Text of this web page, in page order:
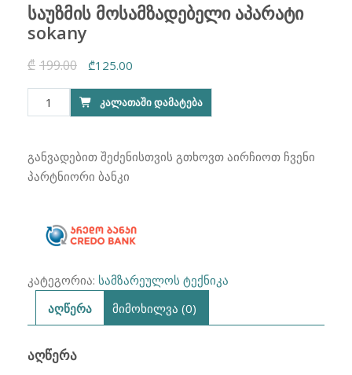
საუზმის მოსამზადებელი აპარატი
sokany
₾ 199.00
Original
price
was:
₾125.00
price
is:
რაოდენობა:
საუზმის
აპარატი
sokany
ᲙᲐᲚᲐᲗᲐᲨᲘ ᲓᲐᲛᲐᲢᲔᲑᲐ
განვადებით შეძენისთვის გთხოვთ აირჩიოთ ჩვენი
პარტნიორი ბანკი
კატეგორია: სამზარეულოს ტექნიკა
აღწერა
მიმოხილვა (0)
ᲐᲦᲬᲔᲠᲐ